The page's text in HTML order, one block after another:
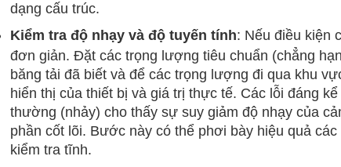
dạng cấu trúc.
Kiểm tra độ nhạy và độ tuyến tính: Nếu điều kiện
đơn giản. Đặt các trọng lượng tiêu chuẩn (chẳng
băng tải đã biết và để các trọng lượng đi qua khu
hiển thị của thiết bị và giá trị thực tế. Các lỗi đáng
thường (nhảy) cho thấy sự suy giảm độ nhạy của
phần cốt lõi. Bước này có thể phơi bày hiệu quả
kiểm tra tĩnh.